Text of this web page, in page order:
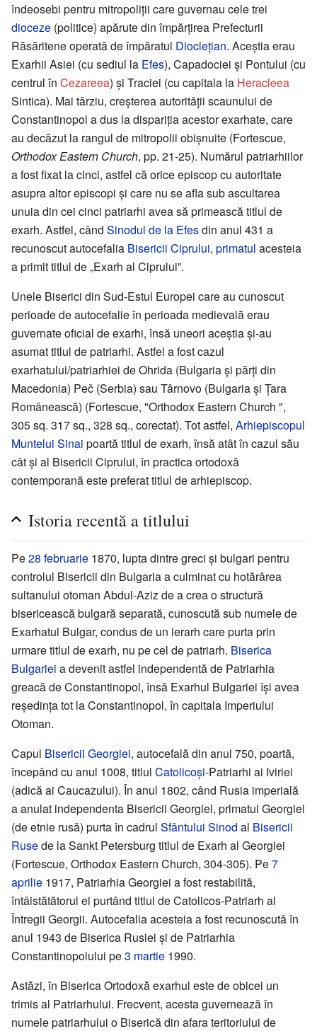
îndeosebi pentru mitropoliții care guvernau cele trei
dioceze (politice) apărute din împărțirea Prefecturii
Răsăritene operată de împăratul Dioclețian. Aceștia erau
Exarhii Asiei (cu sediul la Efes), Capadociei și Pontului (cu
centrul în Cezareea) și Traciei (cu capitala la Heracleea
Sintica). Mai târziu, creșterea autorității scaunului de
Constantinopol a dus la dispariția acestor exarhate, care
au decăzut la rangul de mitropolii obișnuite (Fortescue,
Orthodox Eastern Church, pp. 21-25). Numărul patriarhiilor
a fost fixat la cinci, astfel că orice episcop cu autoritate
asupra altor episcopi și care nu se afla sub ascultarea
unuia din cei cinci patriarhi avea să primească titlul de
exarh. Astfel, când Sinodul de la Efesdin anul 431 a
recunoscut autocefalia Bisericii Ciprului, primatul acesteia
a primit titlul de „Exarh al Ciprului”.
Unele Biserici din Sud-Estul Europei care au cunoscut
perioade de autocefalie în perioada medievală erau
guvernate oficial de exarhi, însă uneori aceștia și-au
asumat titlul de patriarhi. Astfel a fost cazul
exarhatului/patriarhiei de Ohrida (Bulgaria și părți din
Macedonia) Peč (Serbia) sau Târnovo (Bulgaria și Țara
Românească) (Fortescue, "Orthodox Eastern Church ",
305 sq. 317 sq., 328 sq., corectat). Tot astfel, Arhiepiscopul
Muntelui Sinai poartă titlul de exarh, însă atât în cazul său
cât și al Bisericii Ciprului, în practica ortodoxă
contemporană este preferat titlul de arhiepiscop.
Istoria recentă a titlului
Pe28 februarie 1870, lupta dintre greci și bulgari pentru
controlul Bisericii din Bulgaria a culminat cu hotărârea
sultanului otoman Abdul-Aziz de a crea o structură
bisericească bulgară separată, cunoscută sub numele de
Exarhatul Bulgar, condus de un ierarh care purta prin
urmare titlul de exarh, nu pe cel de patriarh. Biserica
Bulgariei a devenit astfel independentă de Patriarhia
greacă de Constantinopol, însă Exarhul Bulgariei își avea
reședința tot la Constantinopol, în capitala Imperiului
Otoman.
Capul Bisericii Georgiei, autocefală din anul 750, poartă,
începând cu anul 1008, titlul Catolicoși-Patriarhi ai Iviriei
(adică ai Caucazului). În anul 1802, când Rusia imperială
a anulat independenta Bisericii Georgiei, primatul Georgiei
(de etnie rusă) purta în cadrul Sfântului Sinod al Bisericii
Rusede la Sankt Petersburg titlul de Exarh al Georgiei
(Fortescue, Orthodox Eastern Church, 304-305). Pe7
aprilie 1917, Patriarhia Georgiei a fost restabilită,
întâistătătorul ei purtând titlul de Catolicos-Patriarh al
Întregii Georgii. Autocefalia acesteia a fost recunoscută în
anul 1943 de Biserica Rusiei și de Patriarhia
Constantinopolului pe3 martie 1990.
Astăzi, în Biserica Ortodoxă exarhul este de obicei un
trimis al Patriarhului. Frecvent, acesta guvernează în
numele patriarhului o Biserică din afara teritoriului de